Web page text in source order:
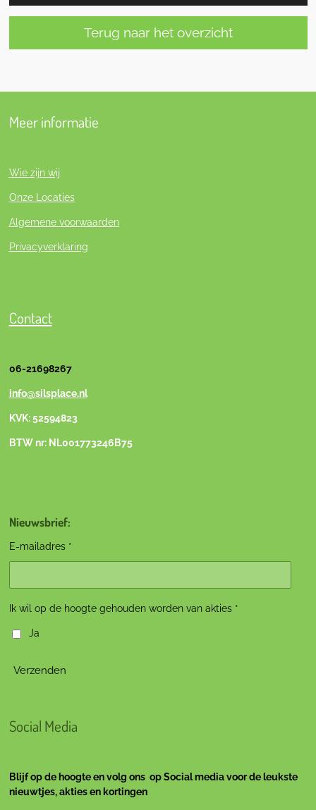
Terug naar het overzicht
Meer informatie
Wie zijn wij
Onze Locaties
Algemene voorwaarden
Privacyverklaring
Contact
06-21698267
info@silsplace.nl
KVK: 52594823
BTW nr: NL001773246B75
Nieuwsbrief:
E-mailadres *
Ik wil op de hoogte gehouden worden van akties *
Ja
Verzenden
Social Media
Blijf op de hoogte en volg ons op Social media voor de leukste
nieuwtjes, akties en kortingen